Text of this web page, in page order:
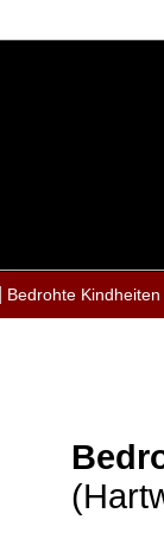
Bedrohte Kindheiten